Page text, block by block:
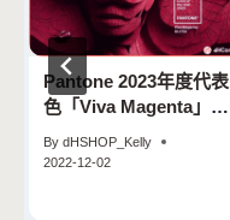
Pantone 2023年度代表
色「Viva Magenta」大
切的顏色
By dHSHOP_Kelly
2022-12-02